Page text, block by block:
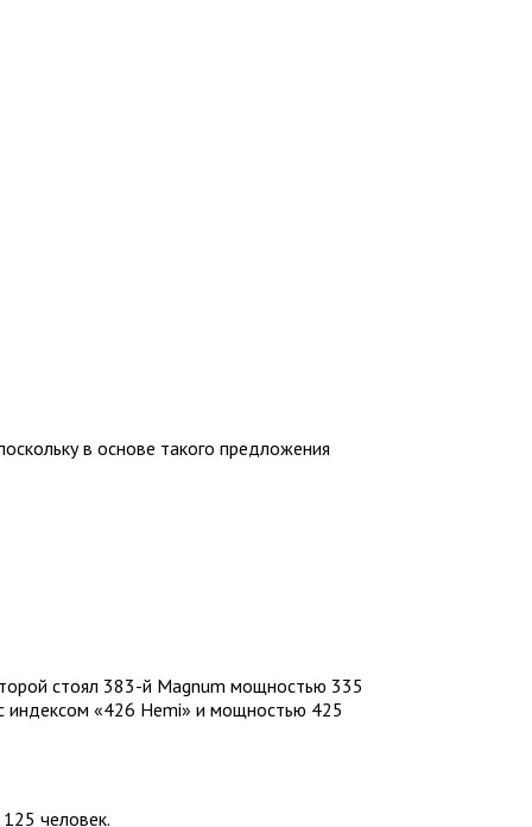
в основе такого предложения
стоял 383-й Magnum мощностью 335
индексом «426 Hemi» и мощностью 425
человек.